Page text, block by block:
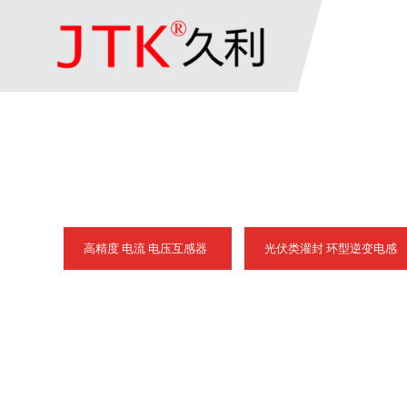
高精度 电流 电压互感器 光伏类灌封 环型逆变电感